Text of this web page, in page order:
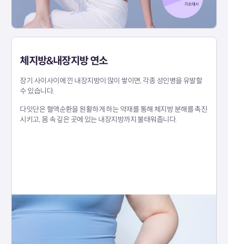
체지방&내장지방 연소
장기 사이사이에 낀 내장지방이 많이 쌓이면, 각종 성인병을 유발할
수 있습니다.
다잇단은 혈액순환을 원활하게 하는 약재를 통해 체지방 분해를 촉진
시키고, 몸 속 깊은 곳에 있는 내장지방까지 불태워줍니다.